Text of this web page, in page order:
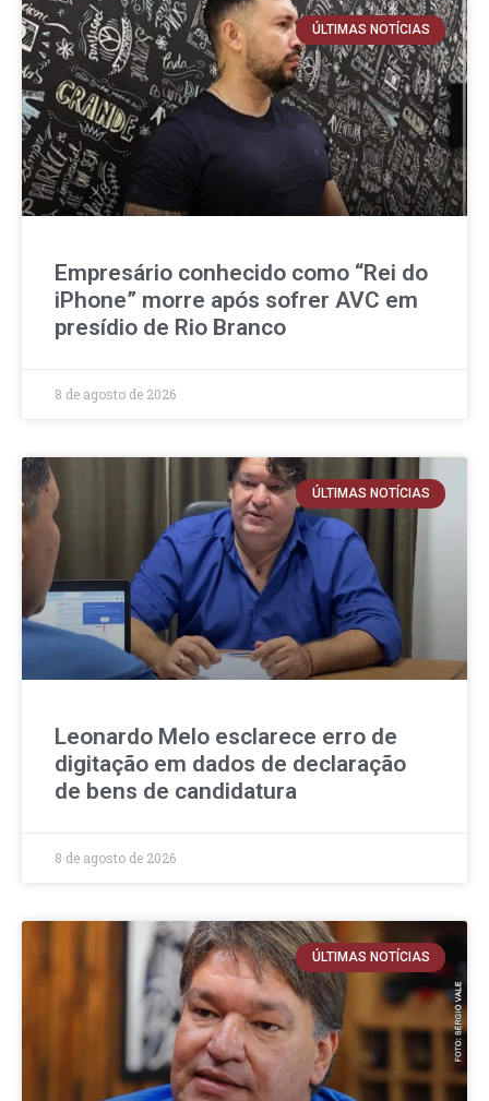
ÚLTIMAS NOTÍCIAS
Empresário conhecido como “Rei do
iPhone” morre após sofrer AVC em
presídio de Rio Branco
8 de agosto de 2026
ÚLTIMAS NOTÍCIAS
Leonardo Melo esclarece erro de
digitação em dados de declaração
de bens de candidatura
8 de agosto de 2026
ÚLTIMAS NOTÍCIAS